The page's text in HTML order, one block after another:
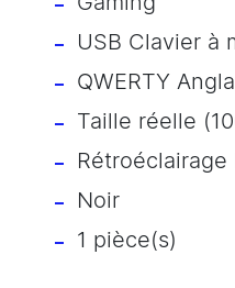
USB Clavier à
QWERTY
Taille réelle
Rétroéclairage
Noir
1 pièce(s)